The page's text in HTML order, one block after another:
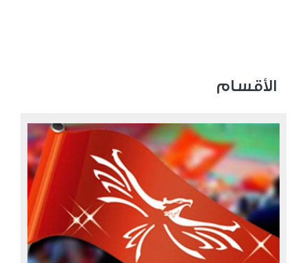
الأقسام